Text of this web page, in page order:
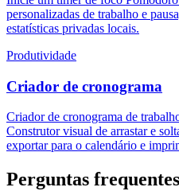
personalizadas de trabalho e
estatísticas privadas locais.
Produtividade
Criador de cronograma
Criador de cronograma de
Construtor visual de arrastar e
exportar para o calendário e
Perguntas frequentes